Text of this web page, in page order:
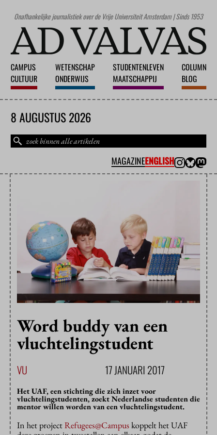
Onafhankelijke journalistiek over de Vrije Universiteit Amsterdam | Sinds 1953
CAMPUS
CULTUUR
WETENSCHAP
ONDERWIJS
STUDENTENLEVEN
MAATSCHAPPIJ
COLUMN
BLOG
8 AUGUSTUS 2026
MAGAZINEENGLISH
Word buddy van een
vluchtelingstudent
VU 17 JANUARI 2017
Het UAF, een stichting die zich inzet voor
vluchtelingstudenten, zoekt Nederlandse studenten die
mentor willen worden van een vluchtelingstudent.
In het projectRefugees@Campuskoppelt het UAF